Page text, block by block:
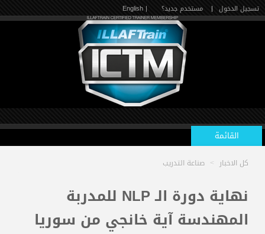
تسجيل الدخول | مستخدم جديد؟ | English
القائمة
الرئيسية
الدورات القادمة
كل الاخبار > صناعة التدريب
نهاية دورة الـ NLP للمدربة
المهندسة آية خانجي من سوريا